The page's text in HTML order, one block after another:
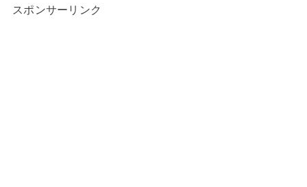
スポンサーリンク